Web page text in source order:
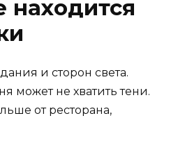
находится
и сторон света.
может не хватить тени.
от ресторана,